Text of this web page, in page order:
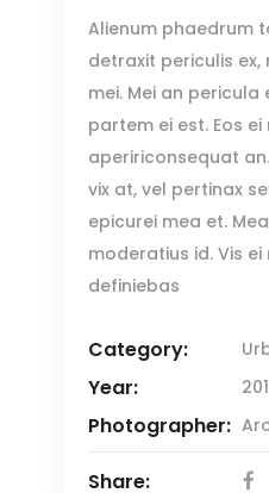
Alienum phaedrum
detraxit periculis ex,
mei. Mei an pericula
partem ei est. Eos ei
apeririconsequat
vix at, vel pertinax
epicurei mea et.
moderatius id. Vis
definiebas
Category:
Year:
Photographer:
Share: